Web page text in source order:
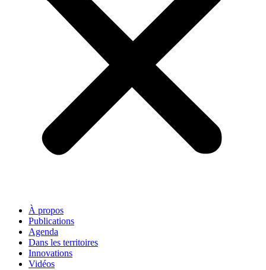
À propos
Publications
Agenda
Dans les territoires
Innovations
Vidéos